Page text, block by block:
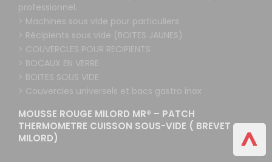
professionnel.
> Machines sous vide pour particuliers
> Récipients sous vide (BOITES JAUNES)
> COUVERCLES POUR RECIPIENTS
> BOCAUX EN VERRE
> BOITES SOUS VIDE
> Couvercles universels et bacs gastro inox
MOUSSE ROUGE MILORD MR® – PATCH
THERMOMETRE CUISSON SOUS-VIDE ( BREVET
MILORD)